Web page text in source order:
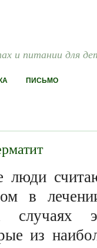
и питании для
ПИСЬМО
люди
в
случаях
из